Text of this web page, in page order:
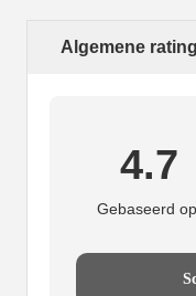
Algemene rating
4.7
Gebaseerd